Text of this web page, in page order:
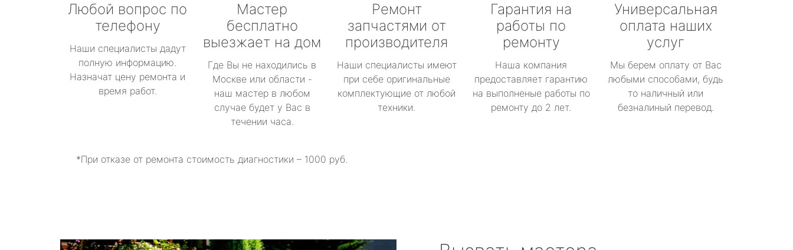
Любой вопрос по
телефону
Наши специалисты дадут
полную информацию.
Назначат цену ремонта и
время работ.
Мастер
бесплатно
выезжает на дом
Где Вы не находились в
Москве или области -
наш мастер в любом
случае будет у Вас в
течении часа.
Ремонт
запчастями от
производителя
Наши специалисты имеют
при себе оригинальные
комплектующие от любой
техники.
Гарантия на
работы по
ремонту
Наша компания
предоставляет гарантию
на выполненые работы по
ремонту до 2 лет.
Универсальная
оплата наших
услуг
Мы берем оплату от Вас
любыми способами, будь
то наличный или
безналиный перевод.
*При отказе от ремонта стоимость диагностики – 1000 руб.